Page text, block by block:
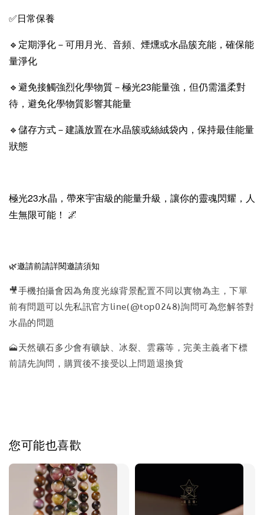
✅日常保養
🔹定期淨化－可用月光、音頻、煙燻或水晶簇充能，確保能
量淨化
🔹避免接觸強烈化學物質－極光23能量強，但仍需溫柔對
待，避免化學物質影響其能量
🔹儲存方式－建議放置在水晶簇或絲絨袋內，保持最佳能量
狀態
極光23水晶，帶來宇宙級的能量升級，讓你的靈魂閃耀，人
生無限可能！ 🌌
🌿邀請前請詳閱邀請須知
🎥手機拍攝會因為角度光線背景配置不同以實物為主，下單
前有問題可以先私訊官方line(@top0248)詢問可為您解答對
水晶的問題
🗻天然礦石多少會有礦缺、冰裂、雲霧等，完美主義者下標
前請先詢問，購買後不接受以上問題退換貨
您可能也喜歡